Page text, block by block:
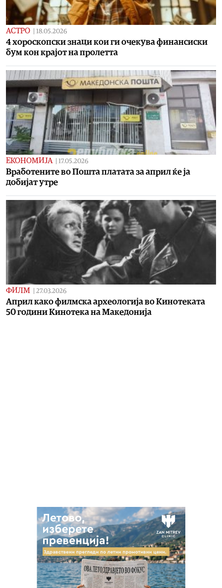
АСТРО 18.05.2026
4 хороскопски знаци кои ги очекува финансиски
бум кон крајот на пролетта
ЕКОНОМИЈА 17.05.2026
Вработените во Пошта платата за април ќе ја
добијат утре
ФИЛМ 27.03.2026
Април како филмска археологија во Кинотеката
50 години Кинотека на Македонија